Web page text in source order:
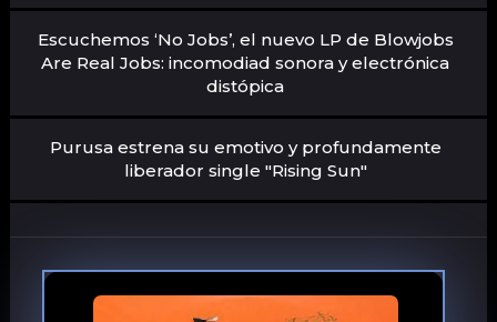
Escuchemos ‘No Jobs’, el nuevo LP de Blowjobs
Are Real Jobs: incomodiad sonora y electrónica
distópica
Purusa estrena su emotivo y profundamente
liberador single "Rising Sun"